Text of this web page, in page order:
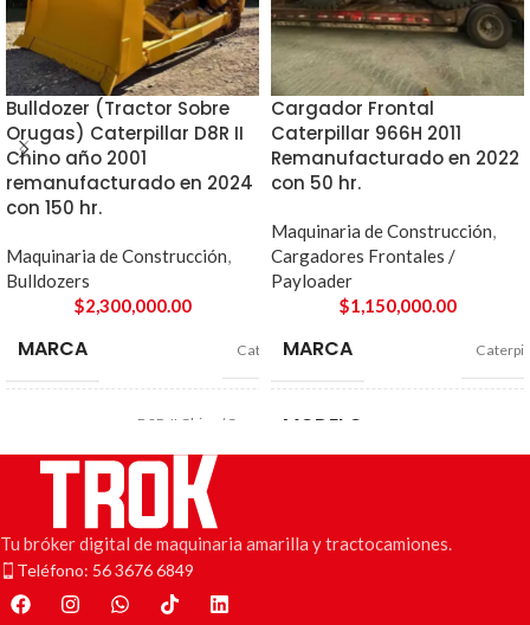
Bulldozer (Tractor Sobre
Orugas) Caterpillar D8R II
Chino año 2001
remanufacturado en 2024
con 150 hr.
Maquinaria de Construcción,
Bulldozers
$2,300,000.00
MARCA Caterpillar
D8R-II Chino (Como un D7
MOTOR
Cargador Frontal
Caterpillar 966H 2011
Remanufacturado en 2022
con 50 hr.
Maquinaria de Construcción,
Cargadores Frontales /
Payloader
$1,150,000.00
MARCA
MODELO
Tu bróker digital de maquinaria amarilla y tractocamiones.
Teléfono: 56 3676 6849